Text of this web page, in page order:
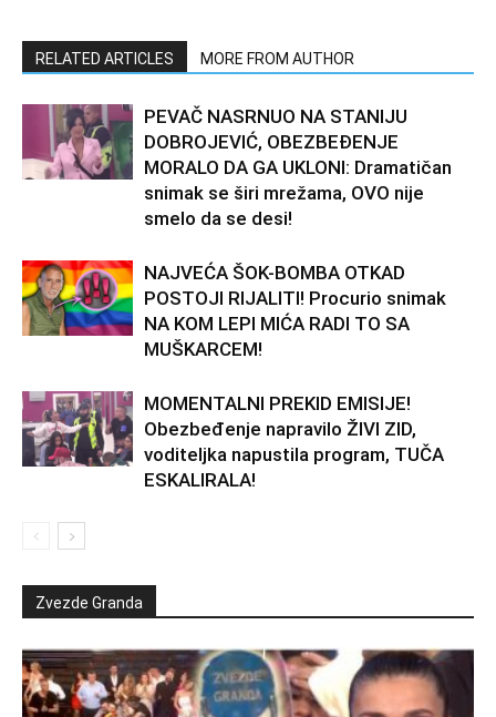
RELATED ARTICLES MORE FROM AUTHOR
PEVAČ NASRNUO NA STANIJU
DOBROJEVIĆ, OBEZBEĐENJE
MORALO DA GA UKLONI: Dramatičan
snimak se širi mrežama, OVO nije
smelo da se desi!
NAJVEĆA ŠOK-BOMBA OTKAD
POSTOJI RIJALITI! Procurio snimak
NA KOM LEPI MIĆA RADI TO SA
MUŠKARCEM!
MOMENTALNI PREKID EMISIJE!
Obezbeđenje napravilo ŽIVI ZID,
voditeljka napustila program, TUČA
ESKALIRALA!
Zvezde Granda